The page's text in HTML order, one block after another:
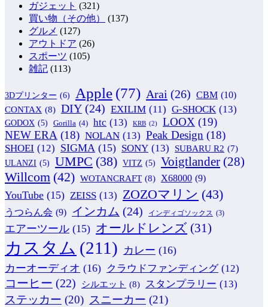
ガジェット (321)
買い物（その他）
(137)
グルメ (127)
アウトドア (26)
スポーツ (105)
雑記 (113)
3Dプリンター (6) Apple (77) Arai (26) CBM (10)
CONTAX (8) DIY (24) EXILIM (11) G-SHOCK (13)
GODOX (5) Gorilla (4) htc (13) KRB (2) LOOX (19)
NEW ERA (18) NOLAN (13) Peak Design (18)
SHOEI (12) SIGMA (15) SONY (13) SUBARU R2 (7)
ULANZI (5) UMPC (38) VITZ (5) Voigtlander (28)
Willcom (42) WOTANCRAFT (8) X68000 (9)
YouTube (15) ZEISS (13) ZOZOマリン (43)
うつらん会 (9) インカム (24) インディゴソックス (3)
エアーツール (15) オールドレンズ (31)
カスタム (211) カレー (16)
カーオーディオ (16) クラウドファンディング (12)
コーヒー (22) シルエット (8) スタンプラリー (13)
ステッカー (20) スニーカー (21)